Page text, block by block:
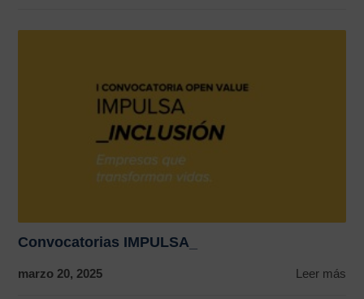
Convocatorias IMPULSA_
marzo 20, 2025 Leer más